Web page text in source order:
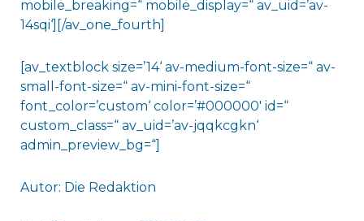
mobile_breaking=“ mobile_display=“ av_uid=’av-
14sqi‘][/av_one_fourth]
[av_textblock size=’14‘ av-medium-font-size=“ av-
small-font-size=“ av-mini-font-size=“
font_color=’custom‘ color=’#000000′ id=“
custom_class=“ av_uid=’av-jqqkcgkn‘
admin_preview_bg=“]
Autor: Die Redaktion